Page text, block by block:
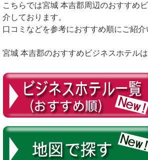
こちらでは宮城 本吉郡周辺のおすすめ
介しております。
口コミなどを参考におすすめ順にご紹介
宮城 本吉郡のおすすめビジネスホテルは